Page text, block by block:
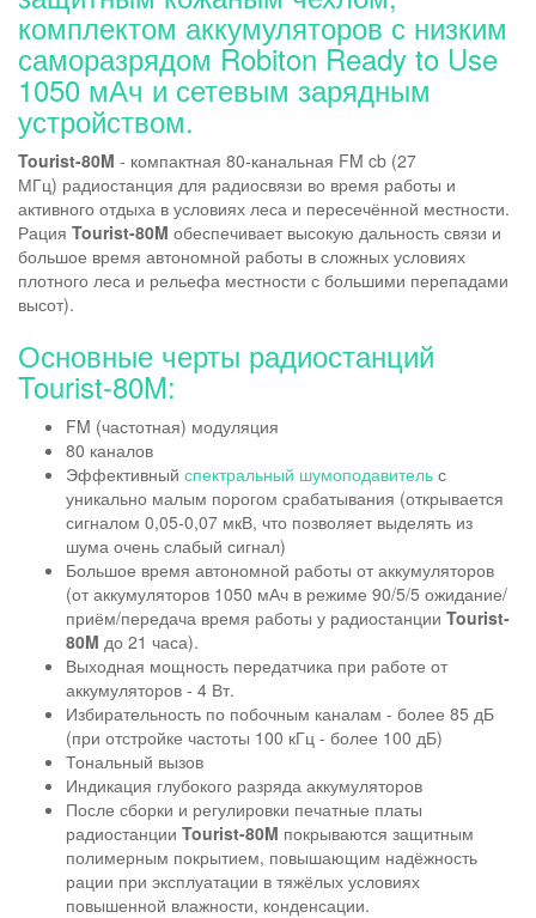
комплектом аккумуляторов с низким
саморазрядом Robiton Ready to Use
1050 мАч и сетевым зарядным
устройством.
Tourist-80M - компактная 80-канальная FM cb (27
МГц) радиостанция для радиосвязи во время работы и
активного отдыха в условиях леса и пересечённой местности.
Рация Tourist-80M обеспечивает высокую дальность связи и
большое время автономной работы в сложных условиях
плотного леса и рельефа местности с большими перепадами
высот).
Основные черты радиостанций
Tourist-80M:
FM (частотная) модуляция
80 каналов
Эффективный спектральный шумоподавитель с
уникально малым порогом срабатывания (открывается
сигналом 0,05-0,07 мкВ, что позволяет выделять из
шума очень слабый сигнал)
Большое время автономной работы от аккумуляторов
(от аккумуляторов 1050 мАч в режиме 90/5/5 ожидание/
приём/передача время работы у радиостанции Tourist-
80M до 21 часа).
Выходная мощность передатчика при работе от
аккумуляторов - 4 Вт.
Избирательность по побочным каналам - более 85 дБ
(при отстройке частоты 100 кГц - более 100 дБ)
Тональный вызов
Индикация глубокого разряда аккумуляторов
После сборки и регулировки печатные платы
радиостанции Tourist-80M покрываются защитным
полимерным покрытием, повышающим надёжность
рации при эксплуатации в тяжёлых условиях
повышенной влажности, конденсации.